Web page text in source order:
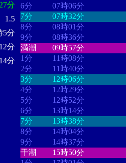
分
1.5
5分
分
分
6分
07時06分
7分
07時32分
8分
08時01分
9分
08時36分
満潮
09時57分
1分
11時08分
2分
11時40分
3分
12時06分
4分
12時29分
5分
12時52分
6分
13時14分
7分
13時38分
8分
14時04分
9分
14時37分
干潮
15時50分